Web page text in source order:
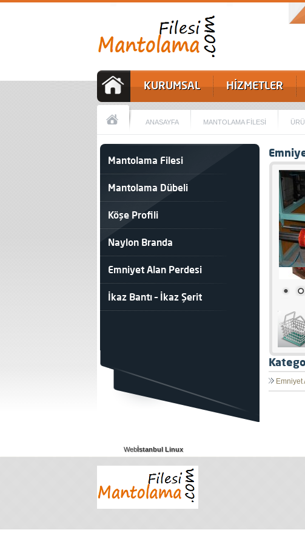
KURUMSAL HİZMETLER
ANASAYFA MANTOLAMA FİLESİ
Mantolama Filesi
Mantolama Dübeli
Köşe Profili
Naylon Branda
Emniyet Alan Perdesi
İkaz Bantı – İkaz Şerit
Emniyet
Webİstanbul Linux